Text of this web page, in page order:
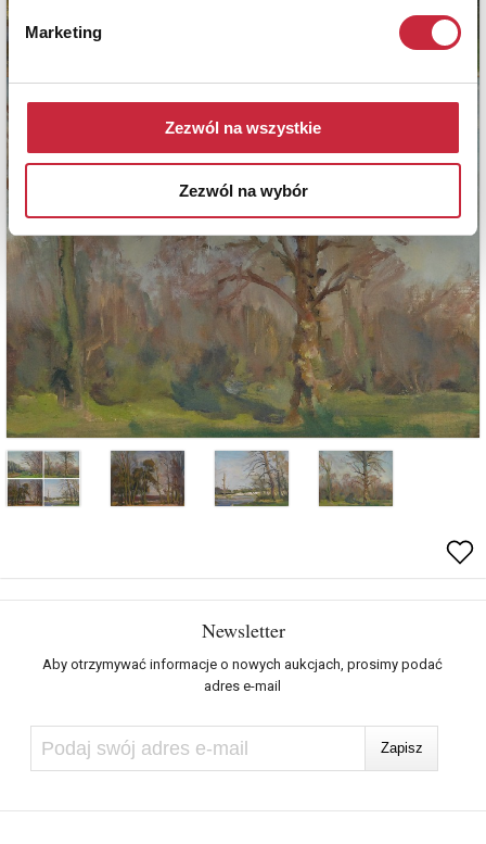
Marketing
Zezwól na wszystkie
Zezwól na wybór
Newsletter
Aby otrzymywać informacje o nowych aukcjach, prosimy podać
adres e-mail